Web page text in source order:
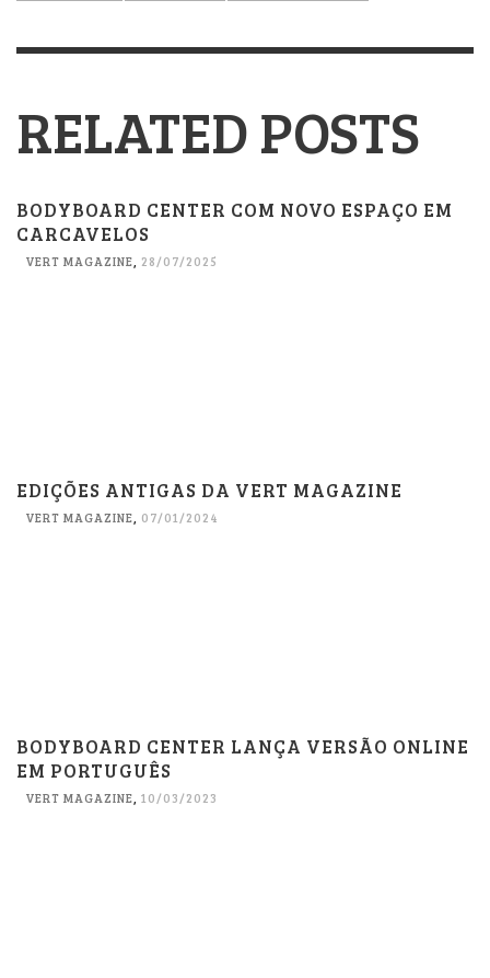
RELATED POSTS
BODYBOARD CENTER COM NOVO ESPAÇO EM
CARCAVELOS
VERT MAGAZINE 28/07/2025
EDIÇÕES ANTIGAS DA VERT MAGAZINE
VERT MAGAZINE, 07/01/2024
BODYBOARD CENTER LANÇA VERSÃO ONLINE
EM PORTUGUÊS
VERT MAGAZINE, 10/03/2023